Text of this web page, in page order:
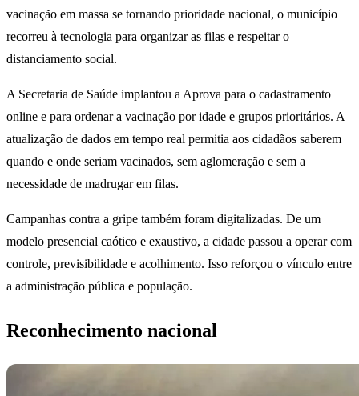
vacinação em massa se tornando prioridade nacional, o município
recorreu à tecnologia para organizar as filas e respeitar o
distanciamento social.
A Secretaria de Saúde implantou a Aprova para o cadastramento
online e para ordenar a vacinação por idade e grupos prioritários. A
atualização de dados em tempo real permitia aos cidadãos saberem
quando e onde seriam vacinados, sem aglomeração e sem a
necessidade de madrugar em filas.
Campanhas contra a gripe também foram digitalizadas. De um
modelo presencial caótico e exaustivo, a cidade passou a operar com
controle, previsibilidade e acolhimento. Isso reforçou o vínculo entre
a administração pública e população.
Reconhecimento nacional